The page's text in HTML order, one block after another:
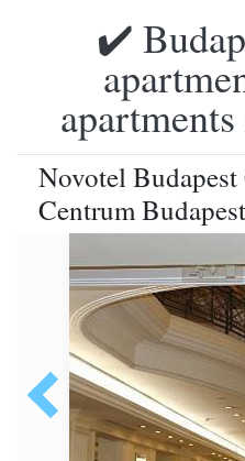
✔️
Novotel
Centrum